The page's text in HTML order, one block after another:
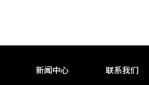
新闻中心 联系我们